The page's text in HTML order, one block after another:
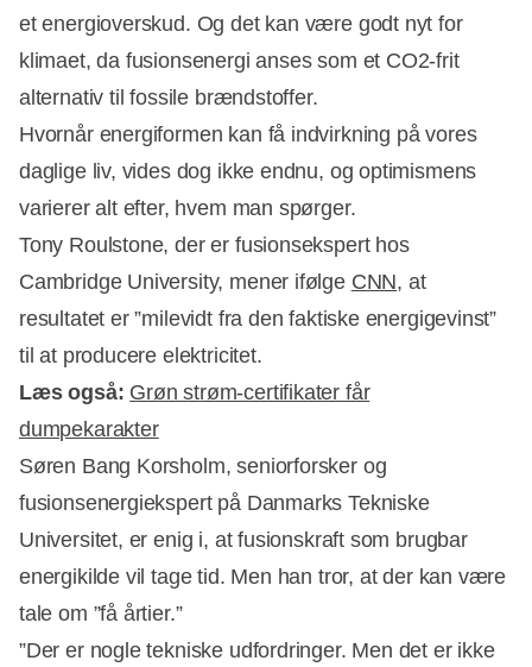
et energioverskud. Og det kan være godt nyt for
klimaet, da fusionsenergi anses som et CO2-frit
alternativ til fossile brændstoffer.
Hvornår energiformen kan få indvirkning på vores
daglige liv, vides dog ikke endnu, og optimismens
varierer alt efter, hvem man spørger.
Tony Roulstone, der er fusionsekspert hos
Cambridge University, mener ifølge CNN, at
resultatet er ”milevidt fra den faktiske energigevinst”
til at producere elektricitet.
Læs også: Grøn strøm-certifikater får
dumpekarakter
Søren Bang Korsholm, seniorforsker og
fusionsenergiekspert på Danmarks Tekniske
Universitet, er enig i, at fusionskraft som brugbar
energikilde vil tage tid. Men han tror, at der kan være
tale om ”få årtier.”
”Der er nogle tekniske udfordringer. Men det er ikke